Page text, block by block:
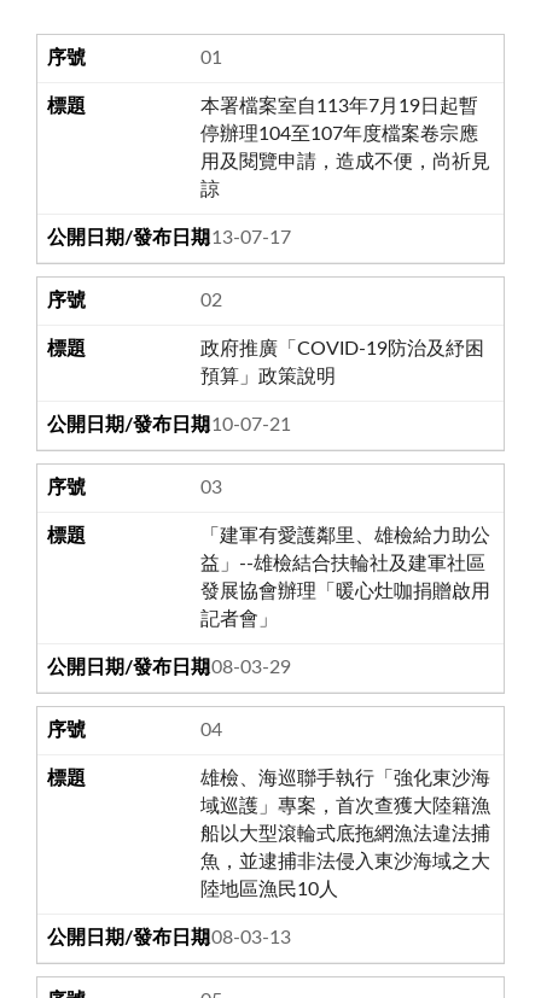
01
本署檔案室自113年7月19日起暫
停辦理104至107年度檔案卷宗應
用及閱覽申請，造成不便，尚祈見
諒
113-07-17
02
政府推廣「COVID-19防治及紓困
預算」政策說明
110-07-21
03
「建軍有愛護鄰里、雄檢給力助公
益」--雄檢結合扶輪社及建軍社區
發展協會辦理「暖心灶咖捐贈啟用
記者會」
108-03-29
04
雄檢、海巡聯手執行「強化東沙海
域巡護」專案，首次查獲大陸籍漁
船以大型滾輪式底拖網漁法違法捕
魚，並逮捕非法侵入東沙海域之大
陸地區漁民10人
108-03-13